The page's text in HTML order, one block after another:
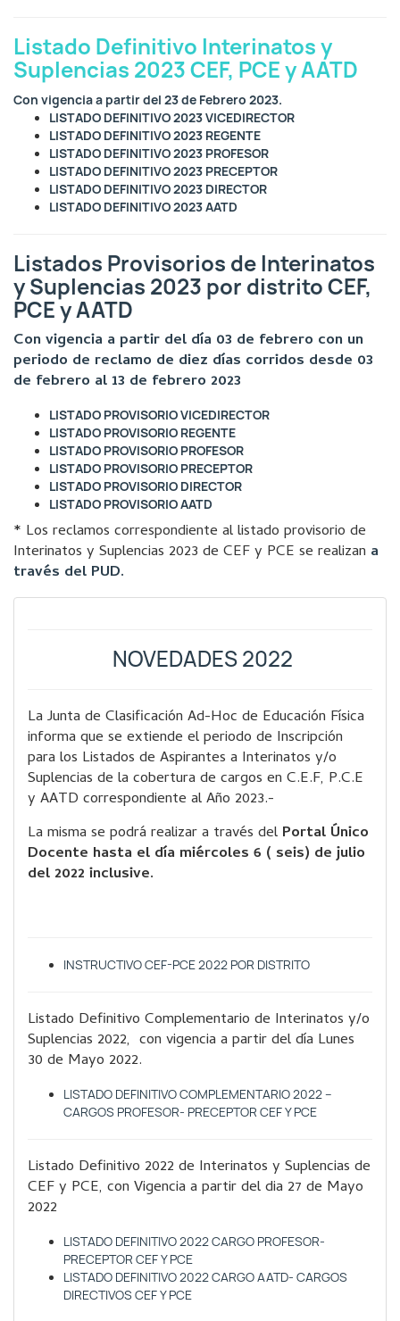
Listado Definitivo Interinatos y
Suplencias 2023 CEF, PCE y AATD
Con vigencia a partir del 23 de Febrero 2023.
LISTADO DEFINITIVO 2023 VICEDIRECTOR
LISTADO DEFINITIVO 2023 REGENTE
LISTADO DEFINITIVO 2023 PROFESOR
LISTADO DEFINITIVO 2023 PRECEPTOR
LISTADO DEFINITIVO 2023 DIRECTOR
LISTADO DEFINITIVO 2023 AATD
Listados Provisorios de Interinatos
y Suplencias 2023 por distrito CEF,
PCE y AATD
Con vigencia a partir del día 03 de febrero con un
periodo de reclamo de diez días corridos desde 03
de febrero al 13 de febrero 2023
LISTADO PROVISORIO VICEDIRECTOR
LISTADO PROVISORIO REGENTE
LISTADO PROVISORIO PROFESOR
LISTADO PROVISORIO PRECEPTOR
LISTADO PROVISORIO DIRECTOR
LISTADO PROVISORIO AATD
* Los reclamos correspondiente al listado provisorio de
Interinatos y Suplencias 2023 de CEF y PCE se realizan a
través del PUD.
NOVEDADES 2022
La Junta de Clasificación Ad-Hoc de Educación Física
informa que se extiende el periodo de Inscripción
para los Listados de Aspirantes a Interinatos y/o
Suplencias de la cobertura de cargos en C.E.F, P.C.E
y AATD correspondiente al Año 2023.-
La misma se podrá realizar a través del Portal Único
Docente hasta el día miércoles 6 ( seis) de julio
del 2022 inclusive.
INSTRUCTIVO CEF-PCE 2022 POR DISTRITO
Listado Definitivo Complementario de Interinatos y/o
Suplencias 2022, con vigencia a partir del día Lunes
30 de Mayo 2022.
LISTADO DEFINITIVO COMPLEMENTARIO 2022 –
CARGOS PROFESOR- PRECEPTOR CEF Y PCE
Listado Definitivo 2022 de Interinatos y Suplencias de
CEF y PCE, con Vigencia a partir del dia 27 de Mayo
2022
LISTADO DEFINITIVO 2022 CARGO PROFESOR-
PRECEPTOR CEF Y PCE
LISTADO DEFINITIVO 2022 CARGO AATD- CARGOS
DIRECTIVOS CEF Y PCE